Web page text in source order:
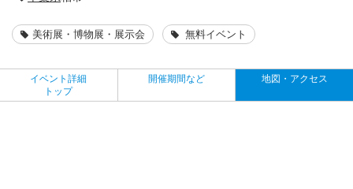
美術展・博物展・展示会 無料イベント
イベント詳細
トップ
開催期間など 地図・アクセス